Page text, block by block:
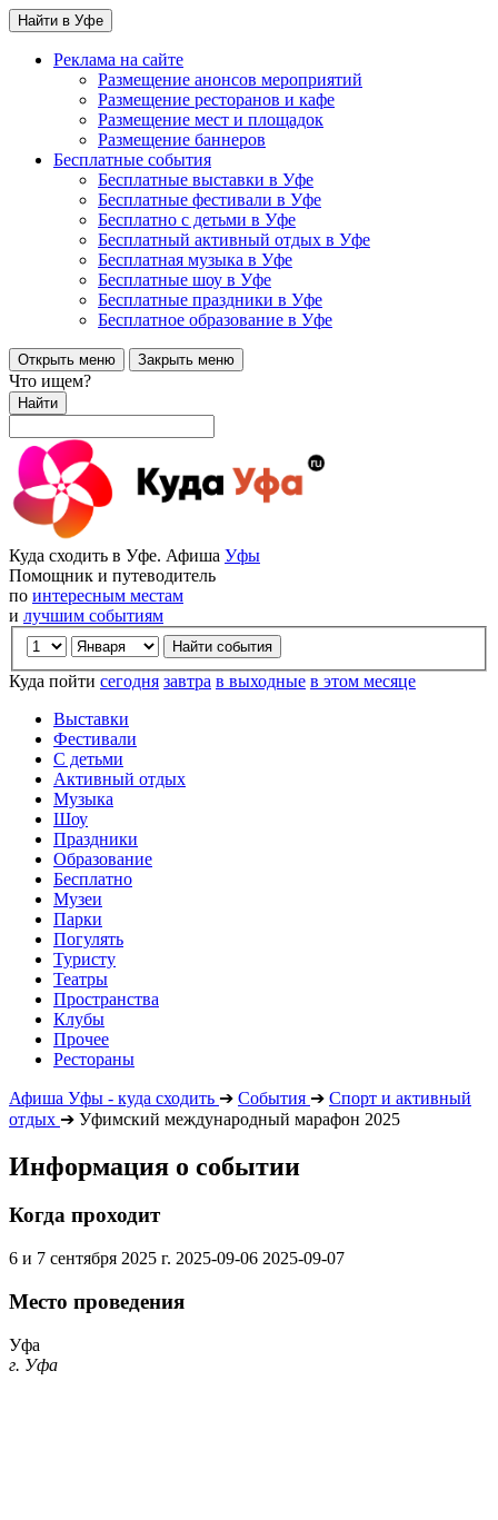
Найти в Уфе
Реклама на сайте
Размещение анонсов мероприятий
Размещение ресторанов и кафе
Размещение мест и площадок
Размещение баннеров
Бесплатные события
Бесплатные выставки в Уфе
Бесплатные фестивали в Уфе
Бесплатно с детьми в Уфе
Бесплатный активный отдых в Уфе
Бесплатная музыка в Уфе
Бесплатные шоу в Уфе
Бесплатные праздники в Уфе
Бесплатное образование в Уфе
Открыть меню Закрыть меню
Что ищем?
Найти
Куда сходить в Уфе. Афиша Уфы
Помощник и путеводитель
по интересным местам
и лучшим событиям
Куда пойти сегодня завтра в выходные в этом месяце
Выставки
Фестивали
С детьми
Активный отдых
Музыка
Шоу
Праздники
Образование
Бесплатно
Музеи
Парки
Погулять
Туристу
Театры
Пространства
Клубы
Прочее
Рестораны
Афиша Уфы - куда сходить ➔ События ➔ Спорт и активный
отдых ➔ Уфимский международный марафон 2025
Информация о событии
Когда проходит
6 и 7 сентября 2025 г. 2025-09-06 2025-09-07
Место проведения
Уфа
г. Уфа